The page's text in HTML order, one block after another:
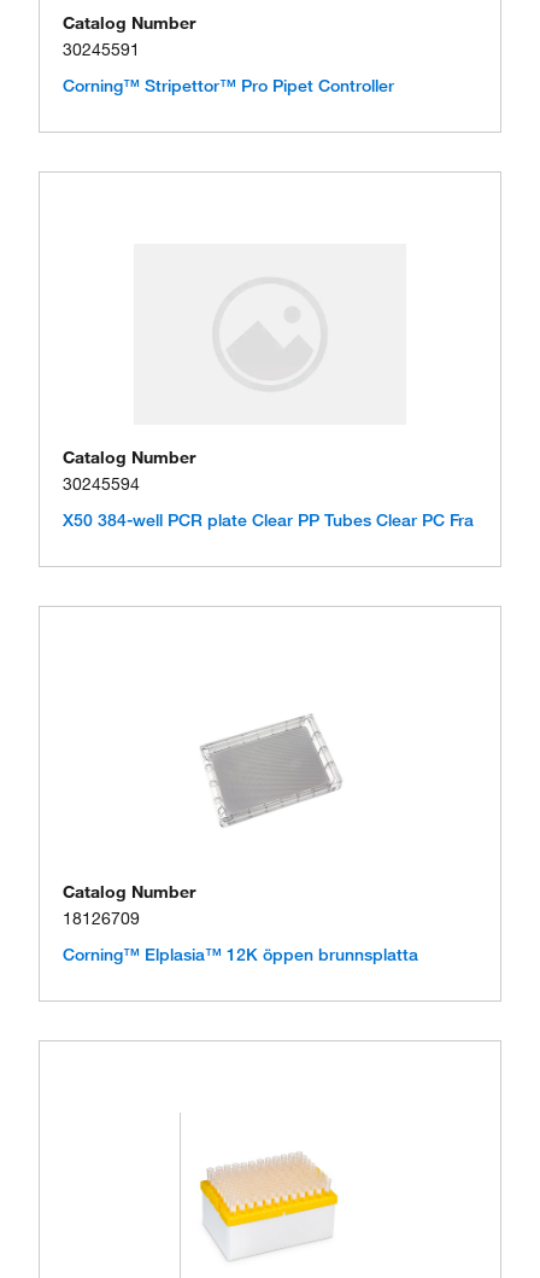
Catalog Number
30245591
Corning™ Stripettor™ Pro Pipet Controller
Catalog Number
30245594
X50 384-well PCR plate Clear PP Tubes Clear PC Fra
Catalog Number
18126709
Corning™ Elplasia™ 12K öppen brunnsplatta